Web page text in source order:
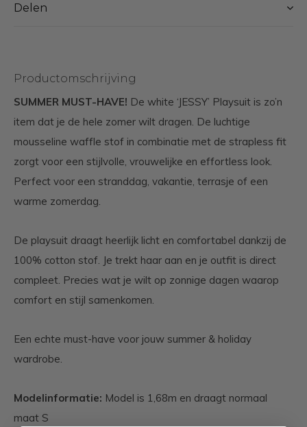
Delen
Productomschrijving
SUMMER MUST-HAVE! De white ‘JESSY’ Playsuit is zo’n
item dat je de hele zomer wilt dragen. De luchtige
mousseline waffle stof in combinatie met de strapless fit
zorgt voor een stijlvolle, vrouwelijke en effortless look.
Perfect voor een stranddag, vakantie, terrasje of een
warme zomerdag.
De playsuit draagt heerlijk licht en comfortabel dankzij de
100% cotton stof. Je trekt haar aan en je outfit is direct
compleet. Precies wat je wilt op zonnige dagen waarop
comfort en stijl samenkomen.
Een echte must-have voor jouw summer & holiday
wardrobe.
Modelinformatie: Model is 1,68m en draagt normaal
maat S